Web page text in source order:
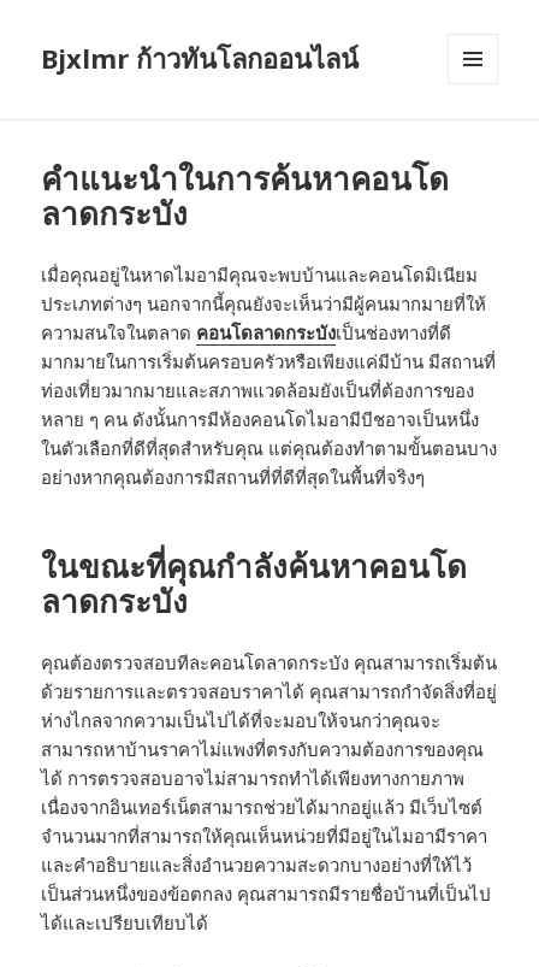
Bjxlmr ก้าวทันโลกออนไลน์
คำแนะนำในการค้นหาคอนโด
ลาดกระบัง
เมื่อคุณอยู่ในหาดไมอามีคุณจะพบบ้านและคอนโดมิเนียม
ประเภทต่างๆ นอกจากนี้คุณยังจะเห็นว่ามีผู้คนมากมายที่ให้
ความสนใจในตลาด คอนโดลาดกระบังเป็นช่องทางที่ดี
มากมายในการเริ่มต้นครอบครัวหรือเพียงแค่มีบ้าน มีสถานที่
ท่องเที่ยวมากมายและสภาพแวดล้อมยังเป็นที่ต้องการของ
หลาย ๆ คน ดังนั้นการมีห้องคอนโดไมอามีบีชอาจเป็นหนึ่ง
ในตัวเลือกที่ดีที่สุดสำหรับคุณ แต่คุณต้องทำตามขั้นตอนบาง
อย่างหากคุณต้องการมีสถานที่ที่ดีที่สุดในพื้นที่จริงๆ
ในขณะที่คุณกำลังค้นหาคอนโด
ลาดกระบัง
คุณต้องตรวจสอบทีละคอนโดลาดกระบัง คุณสามารถเริ่มต้น
ด้วยรายการและตรวจสอบราคาได้ คุณสามารถกำจัดสิ่งที่อยู่
ห่างไกลจากความเป็นไปได้ที่จะมอบให้จนกว่าคุณจะ
สามารถหาบ้านราคาไม่แพงที่ตรงกับความต้องการของคุณ
ได้ การตรวจสอบอาจไม่สามารถทำได้เพียงทางกายภาพ
เนื่องจากอินเทอร์เน็ตสามารถช่วยได้มากอยู่แล้ว มีเว็บไซต์
จำนวนมากที่สามารถให้คุณเห็นหน่วยที่มีอยู่ในไมอามีราคา
และคำอธิบายและสิ่งอำนวยความสะดวกบางอย่างที่ให้ไว้
เป็นส่วนหนึ่งของข้อตกลง คุณสามารถมีรายชื่อบ้านที่เป็นไป
ได้และเปรียบเทียบได้